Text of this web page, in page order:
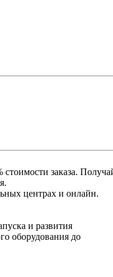
заказа.
центрах и онлайн.
и развития
оборудования до